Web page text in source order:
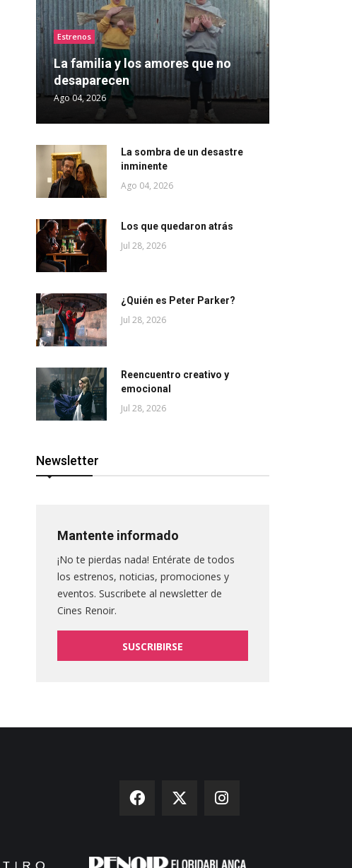
Estrenos
La familia y los amores que no
desaparecen
Ago 04, 2026
La sombra de un desastre
inminente
Ago 04, 2026
Los que quedaron atrás
Jul 28, 2026
¿Quién es Peter Parker?
Jul 28, 2026
Reencuentro creativo y
emocional
Jul 28, 2026
Newsletter
Mantente informado
¡No te pierdas nada! Entérate de todos
los estrenos, noticias, promociones y
eventos. Suscribete al newsletter de
Cines Renoir.
SUSCRIBIRSE